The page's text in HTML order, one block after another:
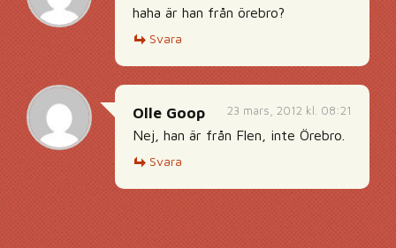
haha är han från örebro?
Svara
23 mars, 2012 kl. 08:21
Olle Goop
Nej, han är från Flen, inte Örebro.
Svara